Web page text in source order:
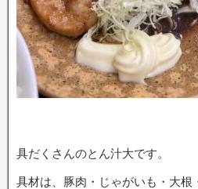
具だくさんのとん汁大です。
具材は、豚肉・じゃがいも・大根